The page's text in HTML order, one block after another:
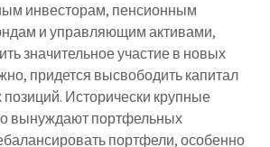
инвесторам, пенсионным
и управляющим активами,
значительное участие в новых
придется высвободить капитал
Исторически крупные
вынуждают портфельных
портфели, особенно